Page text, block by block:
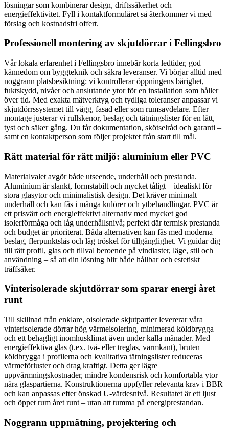
lösningar som kombinerar design, driftssäkerhet och
energieffektivitet. Fyll i kontaktformuläret så återkommer vi med
förslag och kostnadsfri offert.
Professionell montering av skjutdörrar i Fellingsbro
Vår lokala erfarenhet i Fellingsbro innebär korta ledtider, god
kännedom om byggteknik och säkra leveranser. Vi börjar alltid med
noggrann platsbesiktning: vi kontrollerar öppningens bärighet,
fuktskydd, nivåer och anslutande ytor för en installation som håller
över tid. Med exakta mätverktyg och tydliga toleranser anpassar vi
skjutdörrssystemet till vägg, fasad eller som rumsavdelare. Efter
montage justerar vi rullskenor, beslag och tätningslister för en lätt,
tyst och säker gång. Du får dokumentation, skötselråd och garanti –
samt en kontaktperson som följer projektet från start till mål.
Rätt material för rätt miljö: aluminium eller PVC
Materialvalet avgör både utseende, underhåll och prestanda.
Aluminium är slankt, formstabilt och mycket tåligt – idealiskt för
stora glasytor och minimalistisk design. Det kräver minimalt
underhåll och kan fås i många kulörer och ytbehandlingar. PVC är
ett prisvärt och energieffektivt alternativ med mycket god
isolerförmåga och låg underhållsnivå; perfekt där termisk prestanda
och budget är prioriterat. Båda alternativen kan fås med moderna
beslag, flerpunktslås och låg tröskel för tillgänglighet. Vi guidar dig
till rätt profil, glas och tillval beroende på vindlaster, läge, stil och
användning – så att din lösning blir både hållbar och estetiskt
träffsäker.
Vinterisolerade skjutdörrar som sparar energi året
runt
Till skillnad från enklare, oisolerade skjutpartier levererar våra
vinterisolerade dörrar hög värmeisolering, minimerad köldbrygga
och ett behagligt inomhusklimat även under kalla månader. Med
energieffektiva glas (t.ex. två- eller treglas, varmkant), bruten
köldbrygga i profilerna och kvalitativa tätningslister reduceras
värmeförluster och drag kraftigt. Detta ger lägre
uppvärmningskostnader, mindre kondensrisk och komfortabla ytor
nära glaspartierna. Konstruktionerna uppfyller relevanta krav i BBR
och kan anpassas efter önskad U-värdesnivå. Resultatet är ett ljust
och öppet rum året runt – utan att tumma på energiprestandan.
Noggrann uppmätning, projektering och